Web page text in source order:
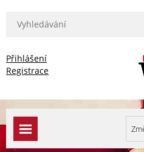
Přihlášení
Registrace